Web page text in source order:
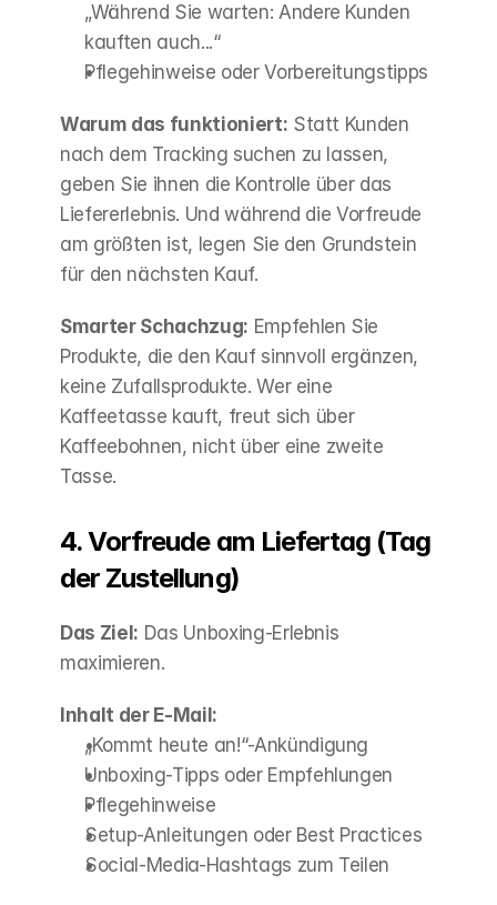
„Während Sie warten: Andere Kunden
kauften auch...“
Pflegehinweise oder Vorbereitungstipps
Warum das funktioniert: Statt Kunden
nach dem Tracking suchen zu lassen,
geben Sie ihnen die Kontrolle über das
Liefererlebnis. Und während die Vorfreude
am größten ist, legen Sie den Grundstein
für den nächsten Kauf.
Smarter Schachzug: Empfehlen Sie
Produkte, die den Kauf sinnvoll ergänzen,
keine Zufallsprodukte. Wer eine
Kaffeetasse kauft, freut sich über
Kaffeebohnen, nicht über eine zweite
Tasse.
4. Vorfreude am Liefertag (Tag
der Zustellung)
Das Ziel: Das Unboxing-Erlebnis
maximieren.
Inhalt der E-Mail:
„Kommt heute an!“-Ankündigung
Unboxing-Tipps oder Empfehlungen
Pflegehinweise
Setup-Anleitungen oder Best Practices
Social-Media-Hashtags zum Teilen